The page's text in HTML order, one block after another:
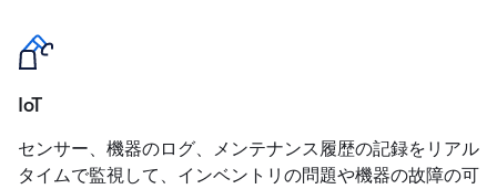
IoT
センサー、機器のログ、メンテナンス履歴の記録をリアル
タイムで監視して、インベントリの問題や機器の故障の可